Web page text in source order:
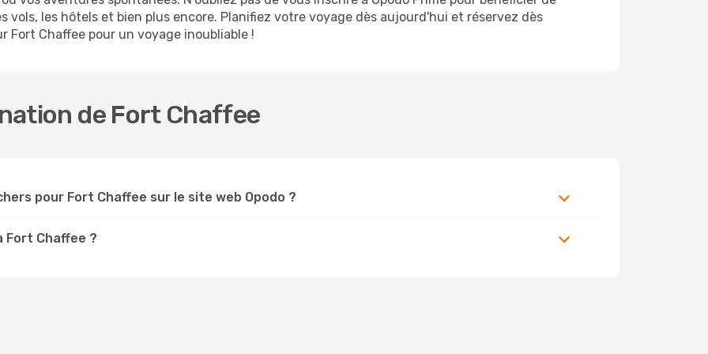
vols, les hôtels et bien plus encore. Planifiez votre voyage dès aujourd'hui et réservez dès
Fort Chaffee pour un voyage inoubliable !
de Fort Chaffee
pour Fort Chaffee sur le site web Opodo ?
Fort Chaffee ?